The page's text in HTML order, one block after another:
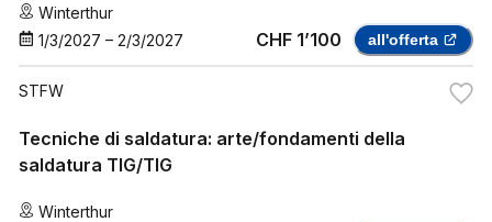
Winterthur
1/3/2027 – 2/3/2027 CHF 1’100 all'offerta
STFW
Tecniche di saldatura: arte/fondamenti della
saldatura TIG/TIG
Winterthur